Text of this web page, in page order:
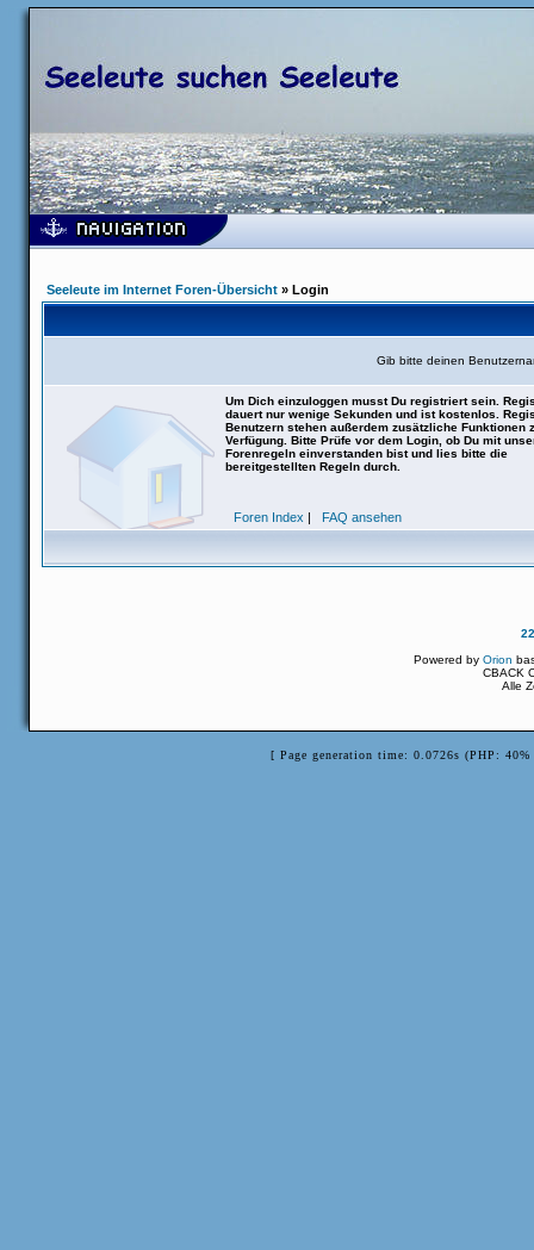
Seeleute im Internet Foren-Übersicht » Login
Gib bitte deinen
Um Dich einzuloggen musst Du registriert sein.
dauert nur wenige Sekunden und ist kostenlos.
Benutzern stehen außerdem zusätzliche Funktionen
Verfügung. Bitte Prüfe vor dem Login, ob Du mit
Forenregeln einverstanden bist und lies bitte die
bereitgestellten Regeln durch.
Foren Index | FAQ ansehen
Powered byOrion
CBACK
Alle
[ Page generation time: 0.0726s (PHP: